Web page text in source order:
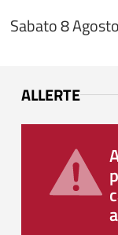
Sabato 8
ALLERTE